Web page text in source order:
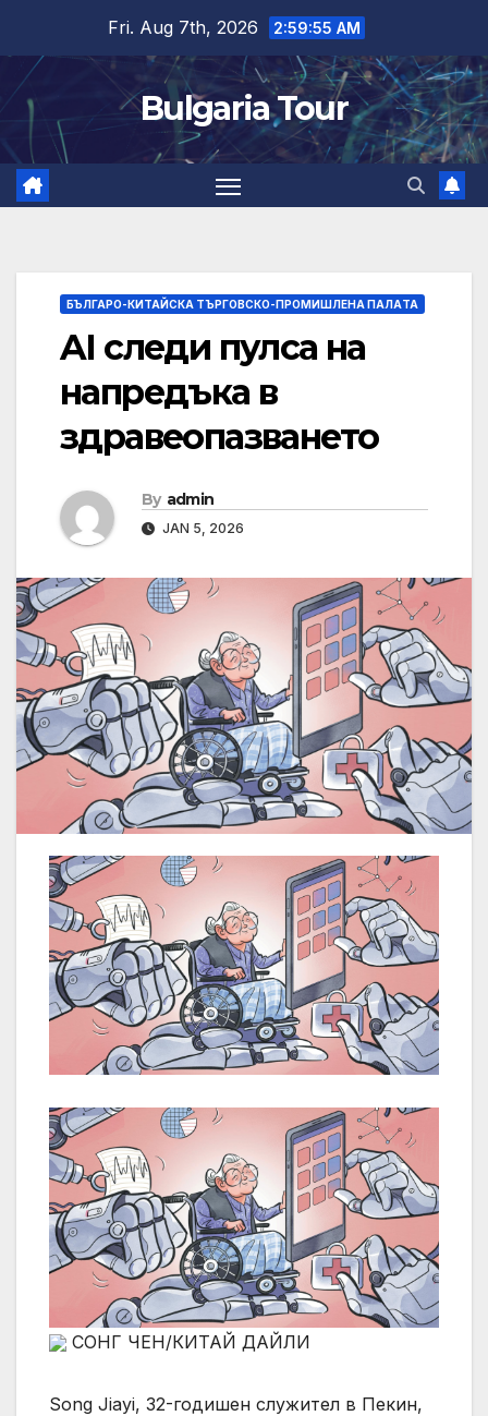
content
Fri. Aug 7th, 2026 2:59:56 AM
Bulgaria Tour
БЪЛГАРО-КИТАЙСКА ТЪРГОВСКО-ПРОМИШЛЕНА ПАЛAТА
AI следи пулса на
напредъка в
здравеопазването
By admin
JAN 5, 2026
СОНГ ЧЕН/КИТАЙ ДАЙЛИ
Song Jiayi, 32-годишен служител в Пекин,